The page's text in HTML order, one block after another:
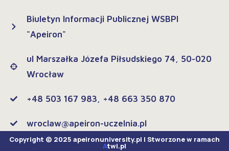
Biuletyn Informacji Publicznej WSBPI
"Apeiron"
ul Marszałka Józefa Piłsudskiego 74, 50-020
Wrocław
+48 503 167 983, +48 663 350 870
wroclaw@apeiron-uczelnia.pl
Copyright © 2025 apeironuniversity.pl | Stworzone w ramach
Atwi.pl